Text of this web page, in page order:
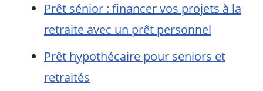
Prêt sénior : financer vos projets à la
retraite avec un prêt personnel
Prêt hypothécaire pour seniors et
retraités